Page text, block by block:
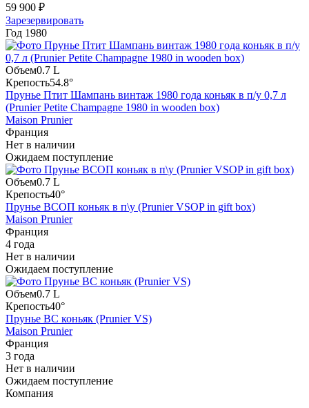
59 900 ₽
Зарезервировать
Год 1980
Объем0.7 L
Крепость54.8°
Прунье Птит Шампань винтаж 1980 года коньяк в п/у 0,7 л
(Prunier Petite Champagne 1980 in wooden box)
Maison Prunier
Франция
Нет в наличии
Ожидаем поступление
Объем0.7 L
Крепость40°
Прунье ВСОП коньяк в п\у (Prunier VSOP in gift box)
Maison Prunier
Франция
4 года
Нет в наличии
Ожидаем поступление
Объем0.7 L
Крепость40°
Прунье ВС коньяк (Prunier VS)
Maison Prunier
Франция
3 года
Нет в наличии
Ожидаем поступление
Компания